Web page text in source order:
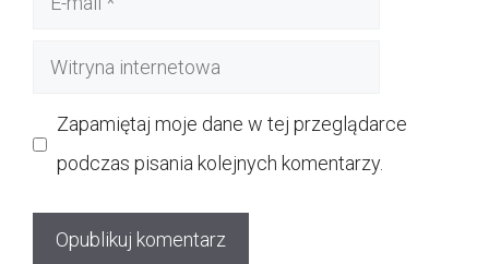
Witryna
Zapamiętaj moje dane w tej przeglądarce
podczas pisania kolejnych komentarzy.